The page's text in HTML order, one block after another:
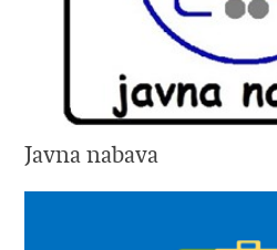
Javna nabava